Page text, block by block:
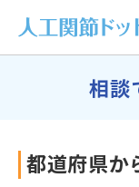
相談
都道府県か